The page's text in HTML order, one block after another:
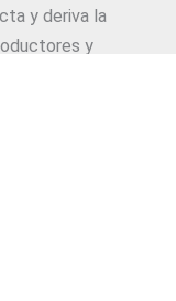
y deriva la
y